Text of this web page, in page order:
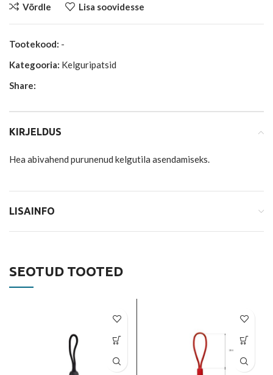
Võrdle Lisa soovidesse
Tootekood: -
Kategooria: Kelguripatsid
Share:
KIRJELDUS
Hea abivahend purunenud kelgutila asendamiseks.
LISAINFO
SEOTUD TOOTED